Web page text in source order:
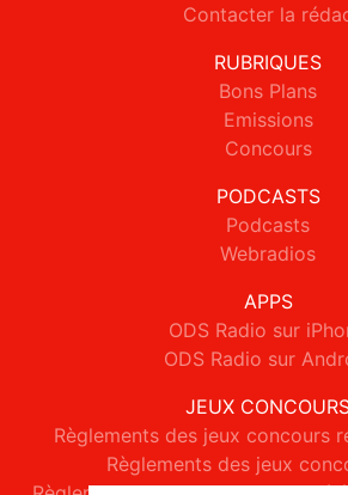
Contacter la
RUBRIQUES
Bons Plans
Emissions
Concours
PODCASTS
Podcasts
Webradios
APPS
ODS Radio sur
ODS Radio sur
JEUX
Règlements des jeux concours
Règlements des jeux